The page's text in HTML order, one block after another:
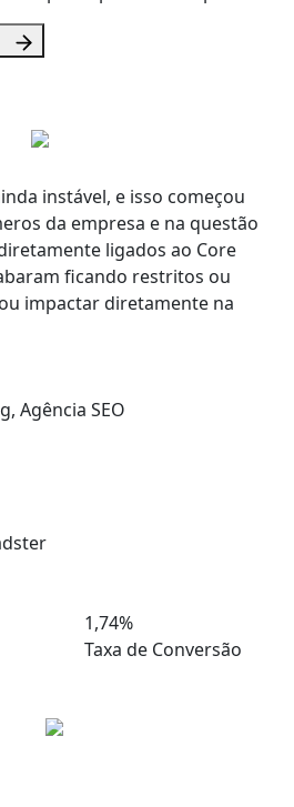
instável, e isso começou
da empresa e na questão
ligados ao Core
ficando restritos ou
impactar diretamente na
Agência SEO
1,74%
Taxa de Conversão